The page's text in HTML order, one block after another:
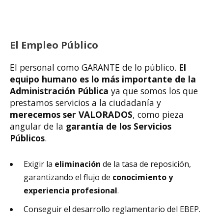
El Empleo Público
El personal como GARANTE de lo público. El
equipo humano es lo más importante de la
Administración Pública ya que somos los que
prestamos servicios a la ciudadanía y
merecemos ser VALORADOS, como pieza
angular de la garantía de los Servicios
Públicos.
Exigir la eliminación de la tasa de reposición,
garantizando el flujo de conocimiento y
experiencia profesional.
Conseguir el desarrollo reglamentario del EBEP.